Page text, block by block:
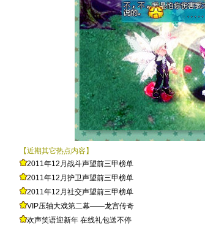
【近期其它热点内容】
2011年12月战斗声望前三甲榜单
2011年12月护卫声望前三甲榜单
2011年12月社交声望前三甲榜单
VIP压轴大戏第二幕——龙宫传奇
欢声笑语迎新年 在线礼包送不停